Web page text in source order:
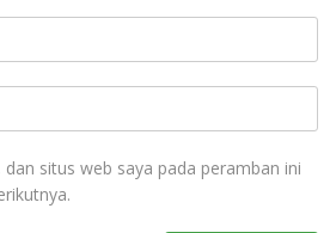
situs web saya pada peramban ini